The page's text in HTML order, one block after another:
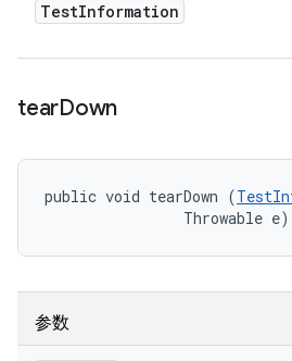
TestInformation
tearDown
public void tearDown (
                Throwable e)
参数